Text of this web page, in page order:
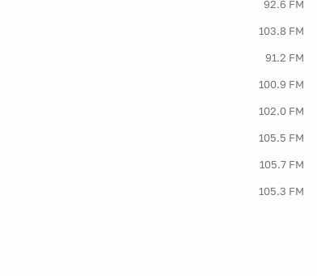
92.6 FM
103.8 FM
91.2 FM
100.9 FM
102.0 FM
105.5 FM
105.7 FM
105.3 FM